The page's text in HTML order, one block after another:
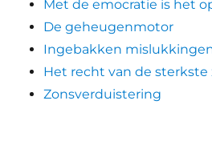
Met de emocratie is het
De geheugenmotor
Ingebakken
Het recht van de sterkste
Zonsverduistering